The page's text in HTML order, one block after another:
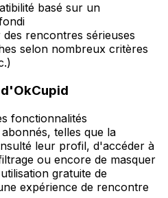
basé sur un
rencontres sérieuses
selon nombreux critères
fonctionnalités
telles que la
leur profil, d'accéder à
ou encore de masquer
gratuite de
expérience de rencontre